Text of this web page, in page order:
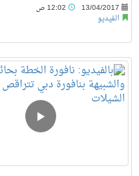
13/04/2017
الفيديو